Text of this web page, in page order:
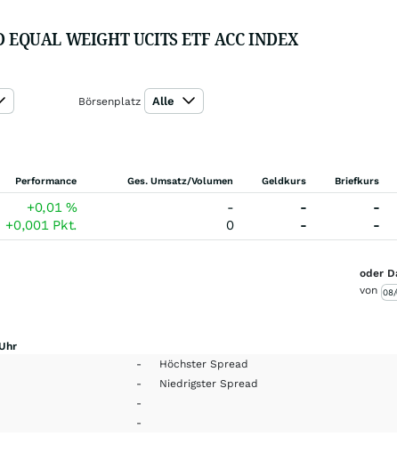
WEIGHT UCITS ETF ACC INDEX
Börsenplatz Alle
Performance Ges. Umsatz/Volumen Geldkurs Briefkurs
+0,01%
+0,001 Pkt.
-
0
-
-
-
-
oder
von
- Höchster Spread
- Niedrigster Spread
-
-